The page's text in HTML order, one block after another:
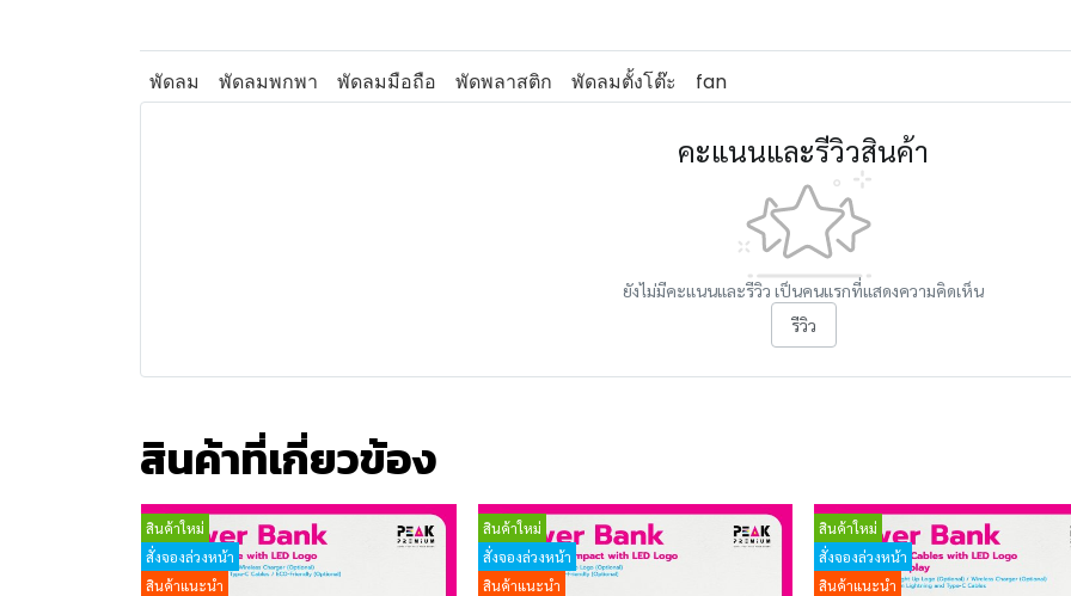
พัดลม พัดลมพกพา พัดลมมือถือ พัดพลาสติก พัดลมตั้งโต๊ะ fan
คะแนนและรีวิวสินค้า
ยังไม่มีคะแนนและรีวิว เป็นคนแรกที่แสดงความคิดเห็น
รีวิว
สินค้าที่เกี่ยวข้อง
สินค้าใหม่
สั่งจองล่วงหน้า
สินค้าแนะนำ
สินค้าใหม่
สั่งจองล่วงหน้า
สินค้าแนะนำ
สินค้าใหม่
สั่งจองล่วงหน้า
สินค้าแนะนำ